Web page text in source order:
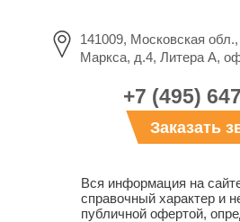
141009, Московская
Маркса, д.4, Литера А,
+7 (495)
Заказать
Вся информация на
справочный характер и
публичной офертой,